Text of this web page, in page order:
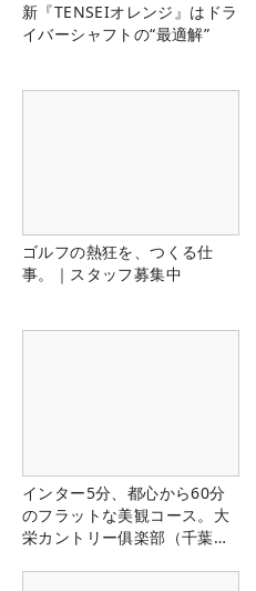
新『TENSEIオレンジ』はドラ
イバーシャフトの“最適解”
ゴルフの熱狂を、つくる仕
事。｜スタッフ募集中
インター5分、都心から60分
のフラットな美観コース。大
栄カントリー俱楽部（千葉